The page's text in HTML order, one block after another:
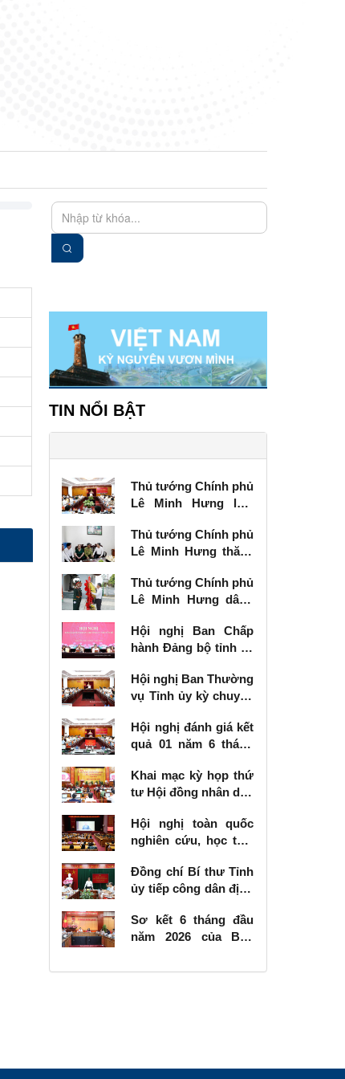
TIN NỔI BẬT
Thủ tướng Chính phủ
Lê Minh Hưng làm
vụ Tỉnh ủy Lạng Sơn
Thủ tướng Chính phủ
Lê Minh Hưng thăm,
binh tại Lạng Sơn
Thủ tướng Chính phủ
Lê Minh Hưng dâng
các Anh hùng liệt sĩ
tại Lạng Sơn
Hội nghị Ban Chấp
hành Đảng bộ tỉnh kỳ
Hội nghị Ban Thường
vụ Tỉnh ủy kỳ chuyên
Hội nghị đánh giá kết
quả 01 năm 6 tháng
số 57-NQ/TW
Khai mạc kỳ họp thứ
tư Hội đồng nhân dân
kỳ 2026 - 2031
Hội nghị toàn quốc
nghiên cứu, học tập,
khai thực hiện Nghị
quyết số 10-NQ/TW
phát triển kinh tế có
vốn đầu tư nước
Đồng chí Bí thư Tỉnh
ủy tiếp công dân định
Sơ kết 6 tháng đầu
năm 2026 của Ban
các công trình, dự án